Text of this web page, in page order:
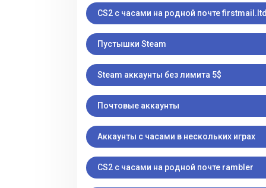
CS2 с часами на родной почте
Пустышки Steam
Steam аккаунты без лимита 5$
Почтовые аккаунты
Аккаунты с часами в нескольких играх
CS2 с часами на родной почте rambler